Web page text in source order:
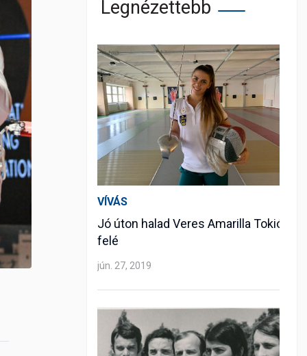
Legnézettebb
VÍVÁS
Jó úton halad Veres Amarilla Tokió
felé
jún. 27, 2019